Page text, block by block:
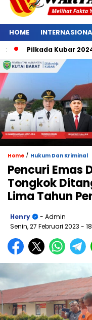
HOME
Kubar 2024,
Home / Hukum Dan Kriminal
Pencuri Emas
Tongkok
Lima Tahun
Henry
- Admin
Senin, 27 Februari 2023 -